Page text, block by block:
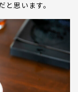
思います。